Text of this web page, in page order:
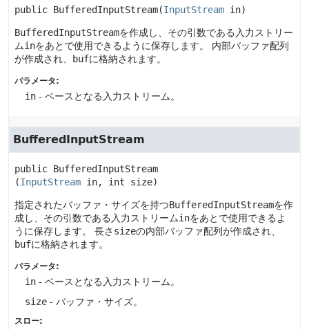
public BufferedInputStream(InputStream in)
BufferedInputStreamを作成し、その引数である入力ストリー
ムinをあとで使用できるように保存します。
内部バッファ配列
が作成され、
bufに格納されます。
パラメータ:
in - ベースとなる入力ストリーム。
BufferedInputStream
public BufferedInputStream
(InputStream in, int size)
指定されたバッファ・サイズを持つBufferedInputStreamを作
成し、その引数である入力ストリームinをあとで使用できるよ
うに保存します。
長さ sizeの内部バッファ配列が作成され、
bufに格納されます。
パラメータ:
in - ベースとなる入力ストリーム。
size - バッファ・サイズ。
スロー: